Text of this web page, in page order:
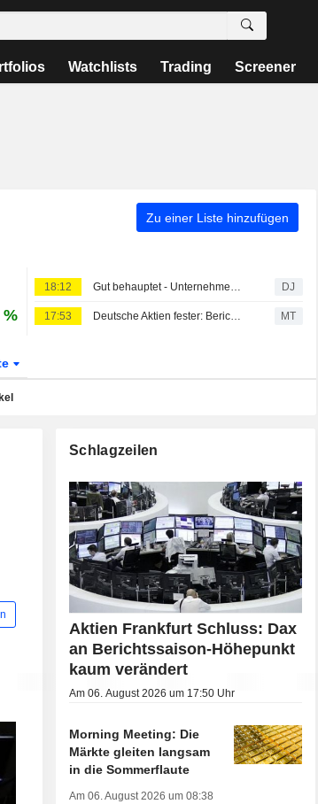
Watchlists Trading Screener
Zu einer Liste hinzufügen
%
18:12 Gut behauptet - Unternehmen liefern DJ
17:53 Deutsche Aktien fester: Berichtssaison läuft weiter MT
Schlagzeilen
Aktien Frankfurt Schluss: Dax
an Berichtssaison-Höhepunkt
kaum verändert
Am 06. August 2026 um 17:50 Uhr
Morning Meeting: Die
Märkte gleiten langsam
in die Sommerflaute
Am 06. August 2026 um 08:38